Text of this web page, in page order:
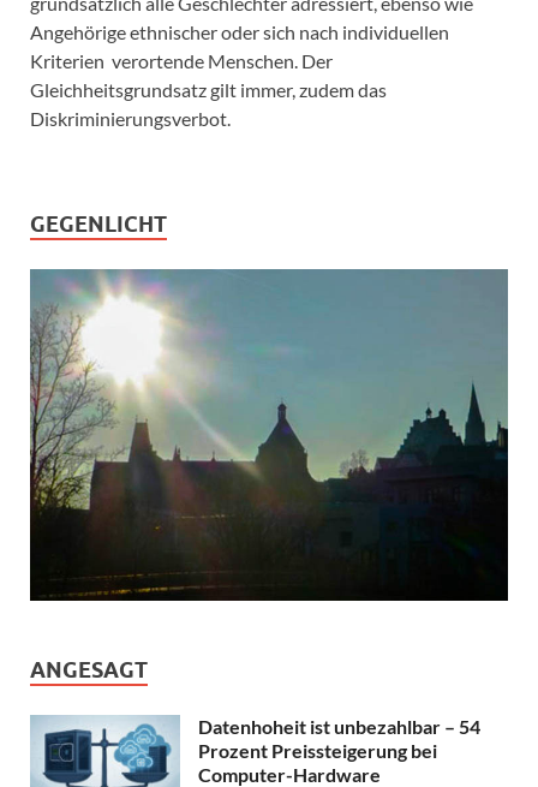
Angehörige ethnischer oder sich nach individuellen
Kriterien verortende Menschen. Der
Gleichheitsgrundsatz gilt immer, zudem das
Diskriminierungsverbot.
GEGENLICHT
ANGESAGT
Datenhoheit ist unbezahlbar – 54
Prozent Preissteigerung bei
Computer-Hardware